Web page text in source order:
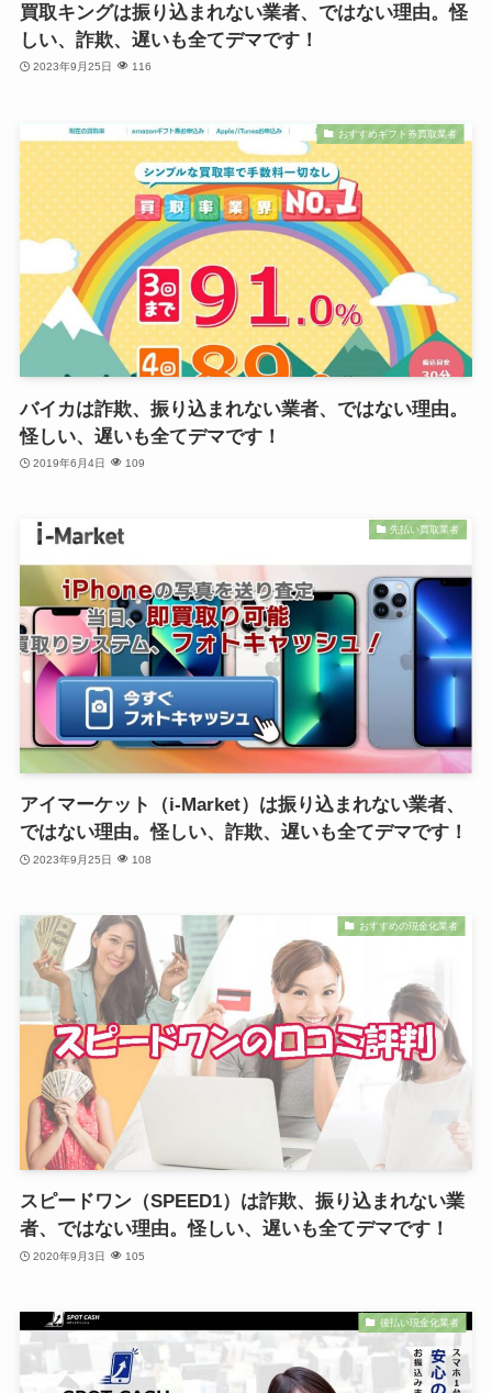
買取キングは振り込まれない業者、ではない理由。怪
しい、詐欺、遅いも全てデマです！
2023年9月25日 116
おすすめギフト券買取業者
バイカは詐欺、振り込まれない業者、ではない理由。
怪しい、遅いも全てデマです！
2019年6月4日 109
先払い買取業者
アイマーケット（i-Market）は振り込まれない業者、
ではない理由。怪しい、詐欺、遅いも全てデマです！
2023年9月25日 108
おすすめの現金化業者
スピードワン（SPEED1）は詐欺、振り込まれない業
者、ではない理由。怪しい、遅いも全てデマです！
2020年9月3日 105
後払い現金化業者